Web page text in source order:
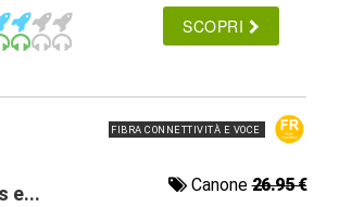
SCOPRI
FIBRA CONNETTIVITÀ E VOCE
e... Canone26.95 €